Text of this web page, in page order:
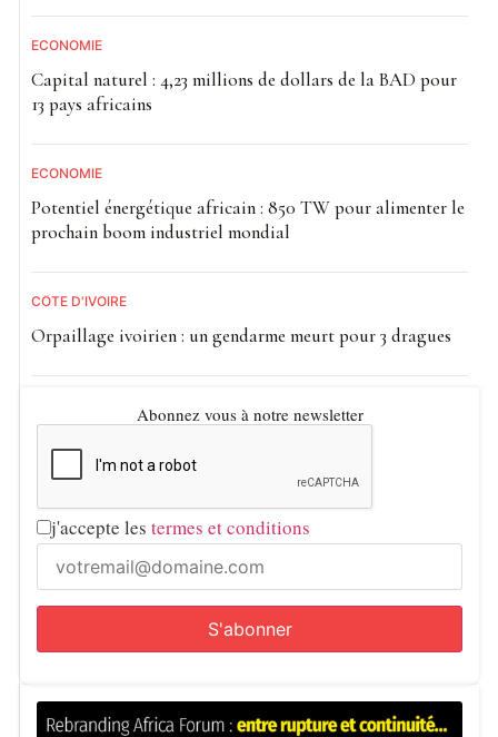
ECONOMIE
Capital naturel : 4,23 millions de dollars de la BAD pour
13 pays africains
ECONOMIE
Potentiel énergétique africain : 850 TW pour alimenter le
prochain boom industriel mondial
CÔTE D'IVOIRE
Orpaillage ivoirien : un gendarme meurt pour 3 dragues
Abonnez vous à notre newsletter
j'accepte les termes et conditions